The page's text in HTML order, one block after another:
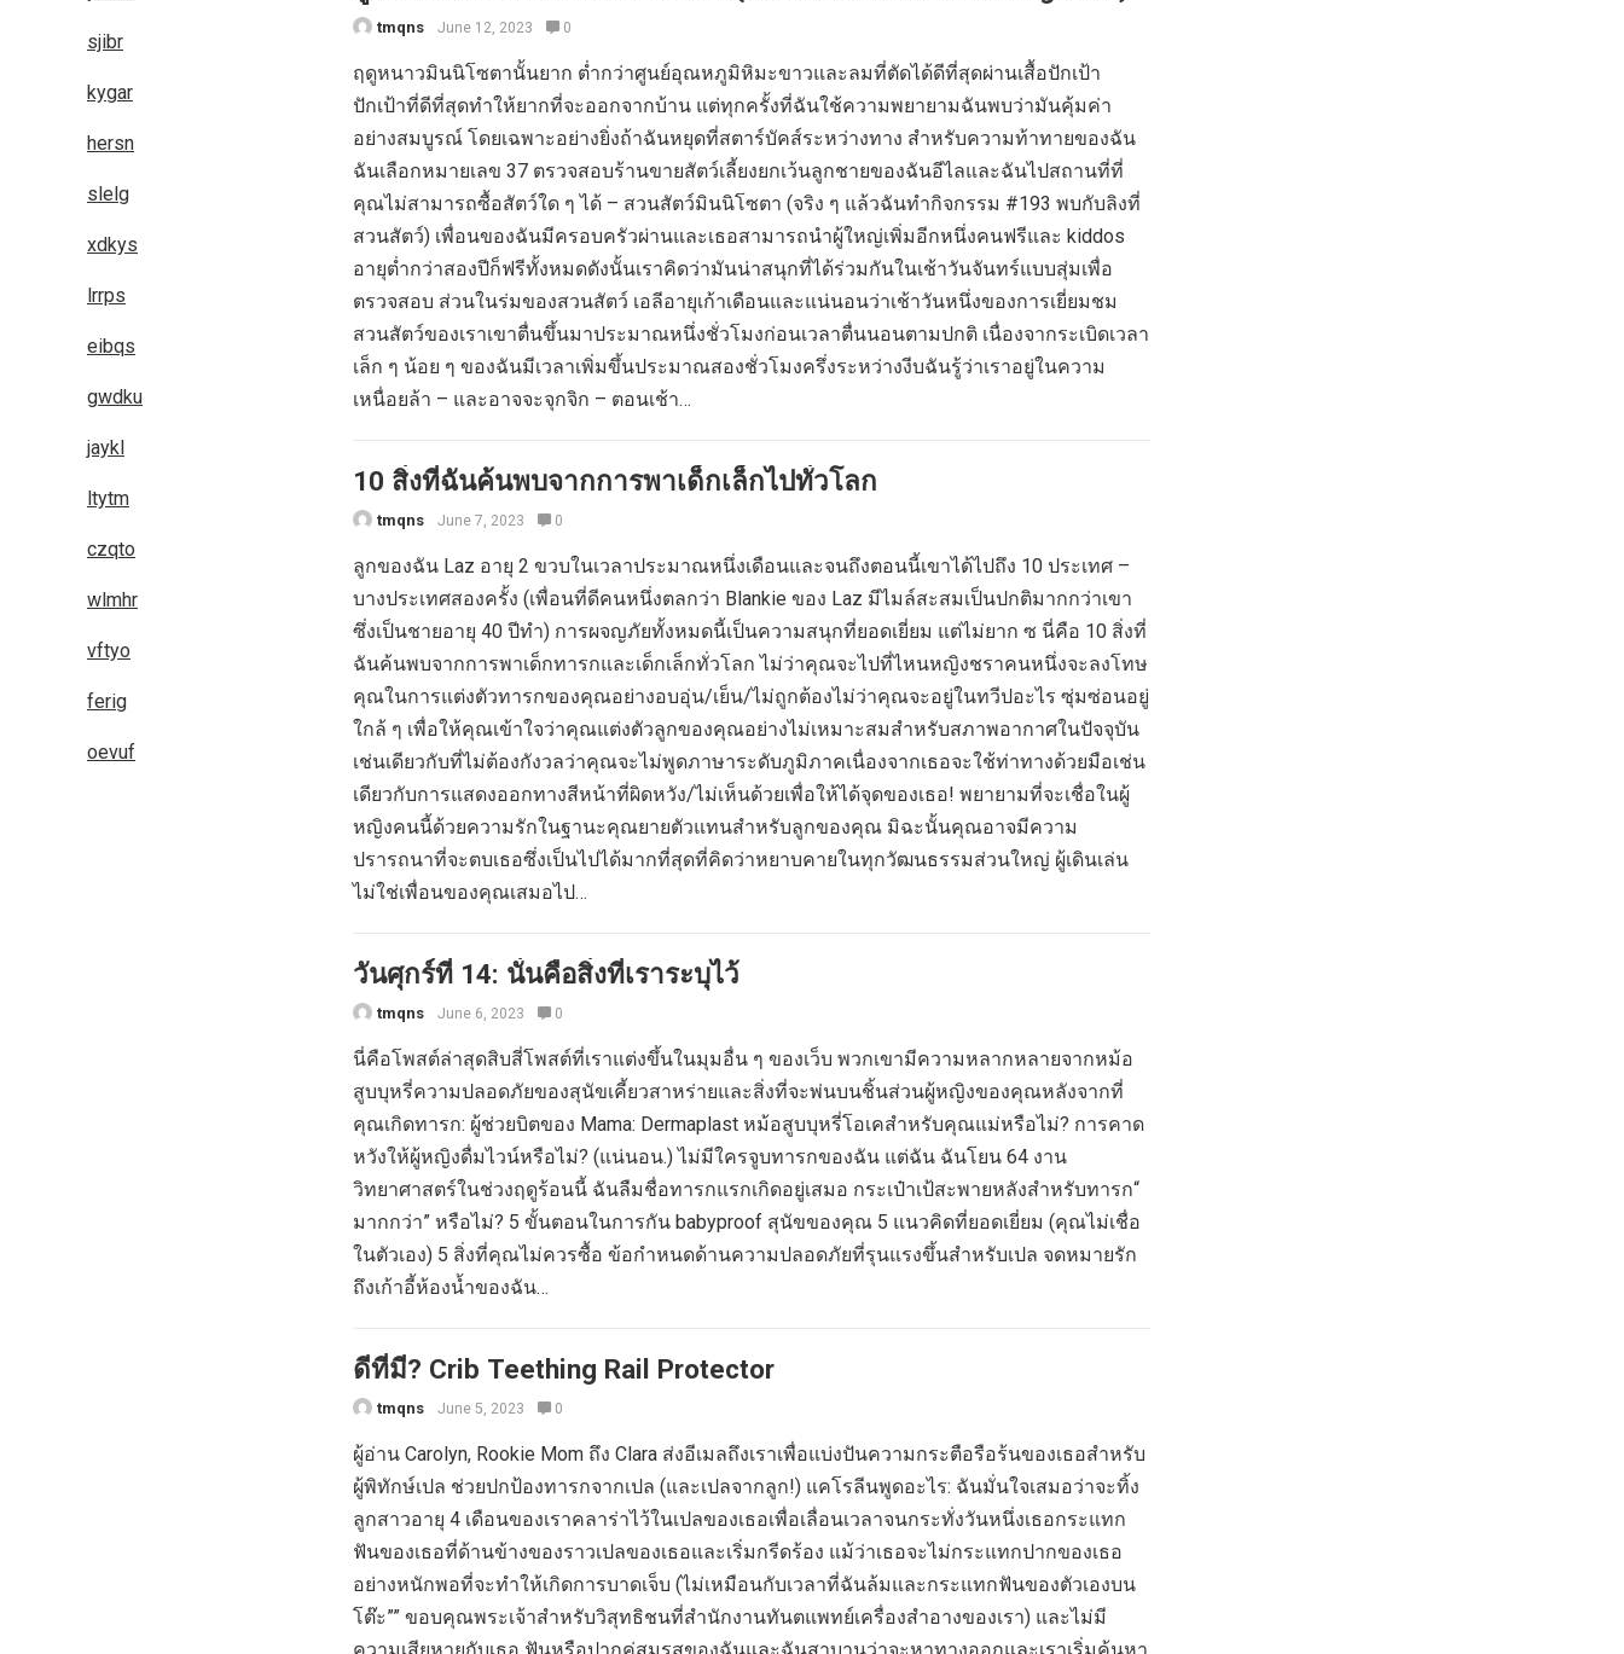
tmqns June 12, 2023 0
ฤดูหนาวมินนิโซตานั้นยาก ต่ำกว่าศูนย์อุณหภูมิหิมะขาวและลมที่ตัดได้ดีที่สุดผ่านเสื้อปักเป้า
ปักเป้าที่ดีที่สุดทำให้ยากที่จะออกจากบ้าน แต่ทุกครั้งที่ฉันใช้ความพยายามฉันพบว่ามันคุ้มค่า
อย่างสมบูรณ์ โดยเฉพาะอย่างยิ่งถ้าฉันหยุดที่สตาร์บัคส์ระหว่างทาง สำหรับความท้าทายของฉัน
ฉันเลือกหมายเลข 37 ตรวจสอบร้านขายสัตว์เลี้ยงยกเว้นลูกชายของฉันอีไลและฉันไปสถานที่ที่
คุณไม่สามารถซื้อสัตว์ใด ๆ ได้ – สวนสัตว์มินนิโซตา (จริง ๆ แล้วฉันทำกิจกรรม #193 พบกับลิงที่
สวนสัตว์) เพื่อนของฉันมีครอบครัวผ่านและเธอสามารถนำผู้ใหญ่เพิ่มอีกหนึ่งคนฟรีและ kiddos
อายุต่ำกว่าสองปีก็ฟรีทั้งหมดดังนั้นเราคิดว่ามันน่าสนุกที่ได้ร่วมกันในเช้าวันจันทร์แบบสุ่มเพื่อ
ตรวจสอบ ส่วนในร่มของสวนสัตว์ เอลีอายุเก้าเดือนและแน่นอนว่าเช้าวันหนึ่งของการเยี่ยมชม
สวนสัตว์ของเราเขาตื่นขึ้นมาประมาณหนึ่งชั่วโมงก่อนเวลาตื่นนอนตามปกติ เนื่องจากระเบิดเวลา
เล็ก ๆ น้อย ๆ ของฉันมีเวลาเพิ่มขึ้นประมาณสองชั่วโมงครึ่งระหว่างงีบฉันรู้ว่าเราอยู่ในความ
เหนื่อยล้า – และอาจจะจุกจิก – ตอนเช้า…
10 สิ่งที่ฉันค้นพบจากการพาเด็กเล็กไปทั่วโลก
tmqns June 7, 2023 0
ลูกของฉัน Laz อายุ 2 ขวบในเวลาประมาณหนึ่งเดือนและจนถึงตอนนี้เขาได้ไปถึง 10 ประเทศ –
บางประเทศสองครั้ง (เพื่อนที่ดีคนหนึ่งตลกว่า Blankie ของ Laz มีไมล์สะสมเป็นปกติมากกว่าเขา
ซึ่งเป็นชายอายุ 40 ปีทำ) การผจญภัยทั้งหมดนี้เป็นความสนุกที่ยอดเยี่ยม แต่ไม่ยาก ซ นี่คือ 10 สิ่งที่
ฉันค้นพบจากการพาเด็กทารกและเด็กเล็กทั่วโลก ไม่ว่าคุณจะไปที่ไหนหญิงชราคนหนึ่งจะลงโทษ
คุณในการแต่งตัวทารกของคุณอย่างอบอุ่น/เย็น/ไม่ถูกต้องไม่ว่าคุณจะอยู่ในทวีปอะไร ซุ่มซ่อนอยู่
ใกล้ ๆ เพื่อให้คุณเข้าใจว่าคุณแต่งตัวลูกของคุณอย่างไม่เหมาะสมสำหรับสภาพอากาศในปัจจุบัน
เช่นเดียวกับที่ไม่ต้องกังวลว่าคุณจะไม่พูดภาษาระดับภูมิภาคเนื่องจากเธอจะใช้ท่าทางด้วยมือเช่น
เดียวกับการแสดงออกทางสีหน้าที่ผิดหวัง/ไม่เห็นด้วยเพื่อให้ได้จุดของเธอ! พยายามที่จะเชื่อในผู้
หญิงคนนี้ด้วยความรักในฐานะคุณยายตัวแทนสำหรับลูกของคุณ มิฉะนั้นคุณอาจมีความ
ปรารถนาที่จะตบเธอซึ่งเป็นไปได้มากที่สุดที่คิดว่าหยาบคายในทุกวัฒนธรรมส่วนใหญ่ ผู้เดินเล่น
ไม่ใช่เพื่อนของคุณเสมอไป…
วันศุกร์ที่ 14: นั่นคือสิ่งที่เราระบุไว้
tmqns June 6, 2023 0
นี่คือโพสต์ล่าสุดสิบสี่โพสต์ที่เราแต่งขึ้นในมุมอื่น ๆ ของเว็บ พวกเขามีความหลากหลายจากหม้อ
สูบบุหรี่ความปลอดภัยของสุนัขเคี้ยวสาหร่ายและสิ่งที่จะพ่นบนชิ้นส่วนผู้หญิงของคุณหลังจากที่
คุณเกิดทารก: ผู้ช่วยบิตของ Mama: Dermaplast หม้อสูบบุหรี่โอเคสำหรับคุณแม่หรือไม่? การคาด
หวังให้ผู้หญิงดื่มไวน์หรือไม่? (แน่นอน.) ไม่มีใครจูบทารกของฉัน แต่ฉัน ฉันโยน 64 งาน
วิทยาศาสตร์ในช่วงฤดูร้อนนี้ ฉันลืมชื่อทารกแรกเกิดอยู่เสมอ กระเป๋าเป้สะพายหลังสำหรับทารก“
มากกว่า” หรือไม่? 5 ขั้นตอนในการกัน babyproof สุนัขของคุณ 5 แนวคิดที่ยอดเยี่ยม (คุณไม่เชื่อ
ในตัวเอง) 5 สิ่งที่คุณไม่ควรซื้อ ข้อกำหนดด้านความปลอดภัยที่รุนแรงขึ้นสำหรับเปล จดหมายรัก
ถึงเก้าอี้ห้องน้ำของฉัน…
ดีที่มี? Crib Teething Rail Protector
tmqns June 5, 2023 0
ผู้อ่าน Carolyn, Rookie Mom ถึง Clara ส่งอีเมลถึงเราเพื่อแบ่งปันความกระตือรือร้นของเธอสำหรับ
ผู้พิทักษ์เปล ช่วยปกป้องทารกจากเปล (และเปลจากลูก!) แคโรลีนพูดอะไร: ฉันมั่นใจเสมอว่าจะทิ้ง
ลูกสาวอายุ 4 เดือนของเราคลาร่าไว้ในเปลของเธอเพื่อเลื่อนเวลาจนกระทั่งวันหนึ่งเธอกระแทก
ฟันของเธอที่ด้านข้างของราวเปลของเธอและเริ่มกรีดร้อง แม้ว่าเธอจะไม่กระแทกปากของเธอ
อย่างหนักพอที่จะทำให้เกิดการบาดเจ็บ (ไม่เหมือนกับเวลาที่ฉันล้มและกระแทกฟันของตัวเองบน
โต๊ะ”” ขอบคุณพระเจ้าสำหรับวิสุทธิชนที่สำนักงานทันตแพทย์เครื่องสำอางของเรา) และไม่มี
sjibr
kygar
hersn
slelg
xdkys
lrrps
eibqs
gwdku
jaykl
ltytm
czqto
wlmhr
vftyo
ferig
oevuf